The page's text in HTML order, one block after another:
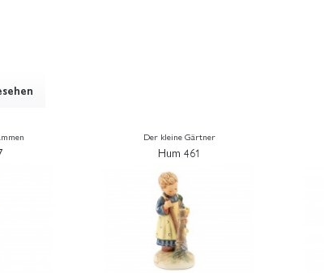
Der kleine Gärtner
Hum 461